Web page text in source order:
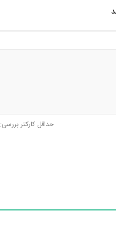
حداقل کارکتر بررسی: